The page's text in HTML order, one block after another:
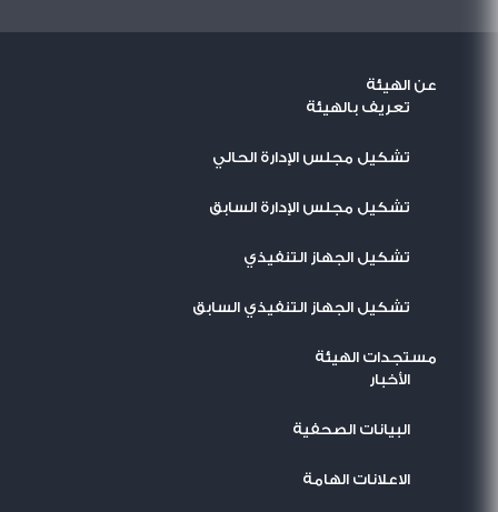
عن الهيئة
تعريف بالهيئة
تشكيل مجلس الإدارة الحالي
تشكيل مجلس الإدارة السابق
تشكيل الجهاز التنفيذي
تشكيل الجهاز التنفيذي السابق
مستجدات الهيئة
اﻷخبار
البيانات الصحفية
الاعلانات الهامة